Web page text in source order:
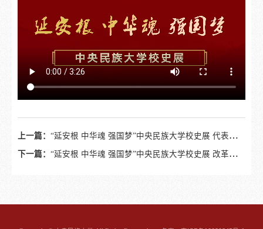
上一篇： “延安根 中华魂 强国梦”中央民族大学校史展 代表性学者校友及展望
下一篇： “延安根 中华魂 强国梦”中央民族大学校史展 改革开放后